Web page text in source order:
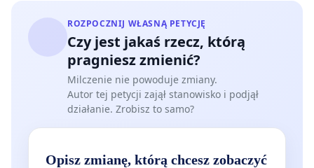
ROZPOCZNIJ WŁASNĄ PETYCJĘ
Czy jest jakaś rzecz, którą
pragniesz zmienić?
Milczenie nie powoduje zmiany.
Autor tej petycji zajął stanowisko i podjął
działanie. Zrobisz to samo?
Opisz zmianę, którą chcesz zobaczyć